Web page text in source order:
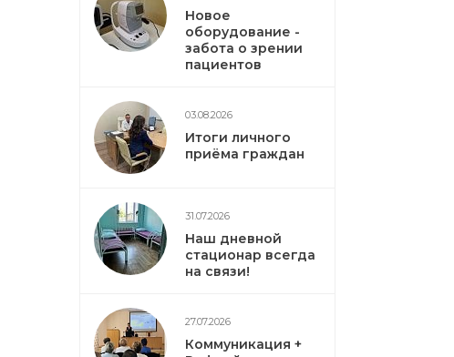
Новое
оборудование -
забота о зрении
пациентов
03.08.2026
Итоги личного
приёма граждан
31.07.2026
Наш дневной
стационар всегда
на связи!
27.07.2026
Коммуникация +